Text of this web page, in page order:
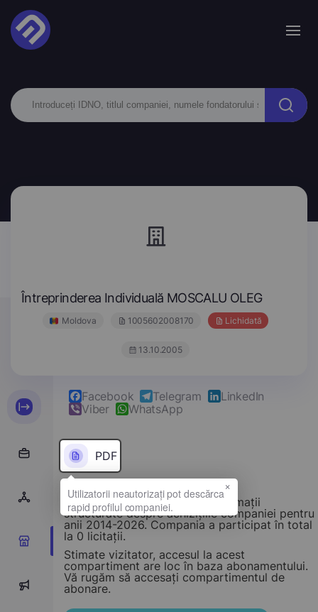
Întreprinderea Individuală MOSCALU OLEG
Moldova 1005602008170 Lichidată
13.10.2005
0
0
Facebook Telegram
LinkedIn
Viber
WhatsApp
PDF
Acest compartiment oferă informații
structurate despre achizițiile companiei pentru
anii 2014-2026. Compania a participat în total
la 0 licitații.
Stimate vizitator, accesul la acest
compartiment are loc în baza abonamentului.
Vă rugăm să accesați compartimentul de
abonare.
×